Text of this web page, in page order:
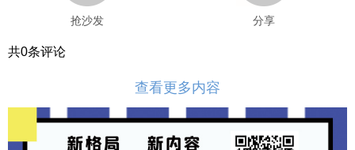
抢沙发 分享
共0条评论
查看更多内容